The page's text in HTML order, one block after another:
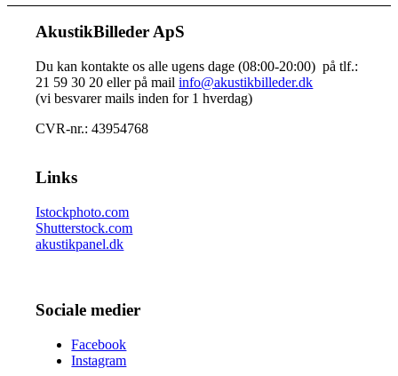
AkustikBilleder ApS
Du kan kontakte os alle ugens dage (08:00-20:00) på tlf.:
21 59 30 20 eller på mailinfo@akustikbilleder.dk
(vi besvarer mails inden for 1 hverdag)
CVR-nr.: 43954768
Links
Istockphoto.com
Shutterstock.com
akustikpanel.dk
Sociale medier
Facebook
Instagram